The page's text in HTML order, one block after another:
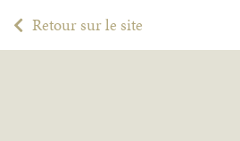
Retour sur le site